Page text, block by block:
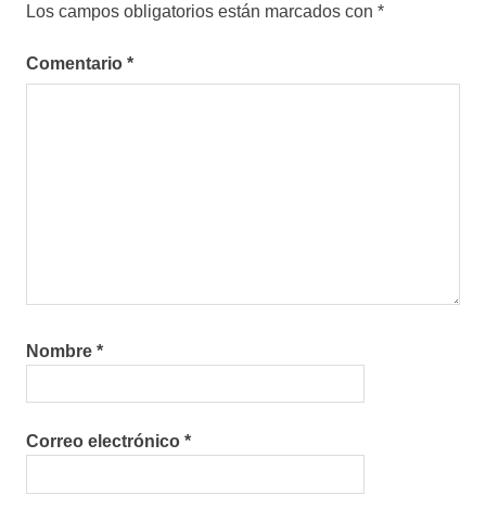
Los campos obligatorios están marcados con *
Comentario *
Nombre *
Correo electrónico *